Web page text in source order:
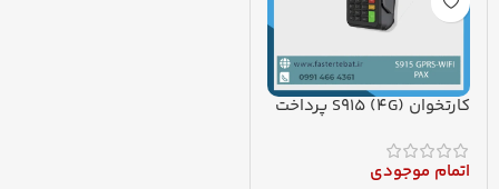
کارتخوان S915 (4G) پرداخت
اتمام موجودی